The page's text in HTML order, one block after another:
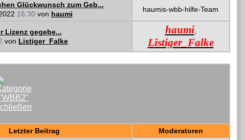
Glückwunsch zum Geb...
16:30 von haumi
haumis-wbb-hilfe-Team
Lizenz gegebe...
von Listiger_Falke
haumi
Listiger_Falke
Letzter Beitrag Moderatoren